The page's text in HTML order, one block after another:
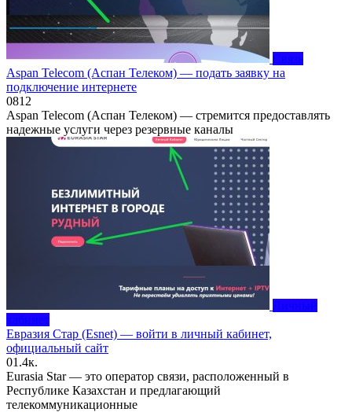
Связь
Aspan Telecom (Аспан Телеком) — подать заявку на
подключение интернете
0812
Aspan Telecom (Аспан Телеком) — стремится предоставлять
надежные услуги через резервные каналы
Личный
кабинет
Евразия Стар (Esnet) — войти в личный кабинет,
официальный сайт
01.4к.
Eurasia Star — это оператор связи, расположенный в
Республике Казахстан и предлагающий
телекоммуникационные